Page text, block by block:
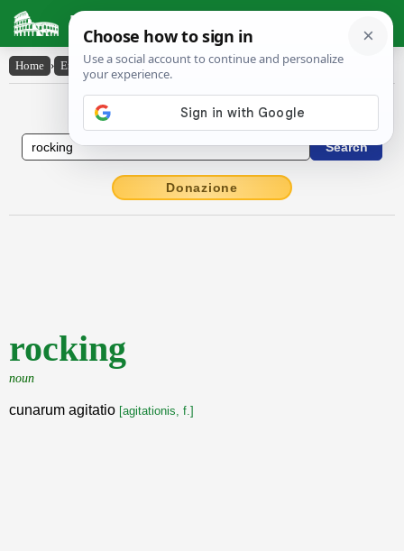
Latin Dictionary
Home › English-Latin › rocking
English to Latin Dictionary
Donazione
rocking
noun
cunarum agitatio [agitationis, f.]